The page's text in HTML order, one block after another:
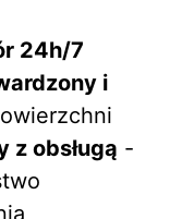
24h/7
i
z obsługą -